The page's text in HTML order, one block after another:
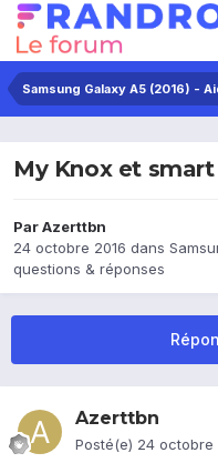
My Knox et
ParAzerttbn
24 octobre 2016 dans
questions & réponses
Azerttbn
Posté(e) 24 octobre